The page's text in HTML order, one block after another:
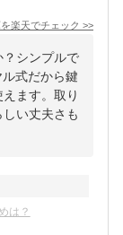
楽天でチェック >>
？シンプルで
式だから鍵
ます。取り
い丈夫さも
は？